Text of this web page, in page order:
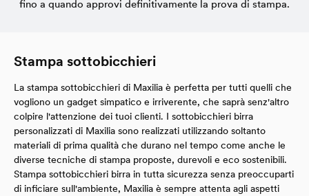
fino a quando approvi definitivamente la prova di stampa.
Stampa sottobicchieri
La stampa sottobicchieri di Maxilia è perfetta per tutti quelli che
vogliono un gadget simpatico e irriverente, che saprà senz'altro
colpire l'attenzione dei tuoi clienti. I sottobicchieri birra
personalizzati di Maxilia sono realizzati utilizzando soltanto
materiali di prima qualità che durano nel tempo come anche le
diverse tecniche di stampa proposte, durevoli e eco sostenibili.
Stampa sottobicchieri birra in tutta sicurezza senza preoccuparti
di inficiare sull'ambiente, Maxilia è sempre attenta agli aspetti